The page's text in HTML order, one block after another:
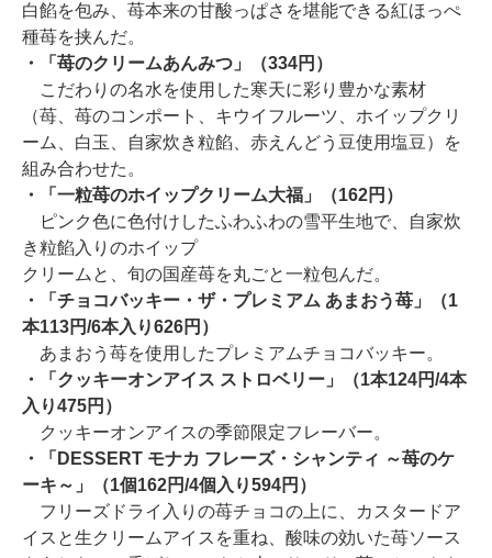
白餡を包み、苺本来の甘酸っぱさを堪能できる紅ほっぺ
種苺を挟んだ。
・「苺のクリームあんみつ」（334円）
こだわりの名水を使用した寒天に彩り豊かな素材
（苺、苺のコンポート、キウイフルーツ、ホイップクリ
ーム、白玉、自家炊き粒餡、赤えんどう豆使用塩豆）を
組み合わせた。
・「一粒苺のホイップクリーム大福」（162円）
ピンク色に色付けしたふわふわの雪平生地で、自家炊
き粒餡入りのホイップ
クリームと、旬の国産苺を丸ごと一粒包んだ。
・「チョコバッキー・ザ・プレミアム あまおう苺」（1
本113円/6本入り626円）
あまおう苺を使用したプレミアムチョコバッキー。
・「クッキーオンアイス ストロベリー」（1本124円/4本
入り475円）
クッキーオンアイスの季節限定フレーバー。
・「DESSERT モナカ フレーズ・シャンティ ～苺のケ
ーキ～」（1個162円/4個入り594円）
フリーズドライ入りの苺チョコの上に、カスタードア
イスと生クリームアイスを重ね、酸味の効いた苺ソース